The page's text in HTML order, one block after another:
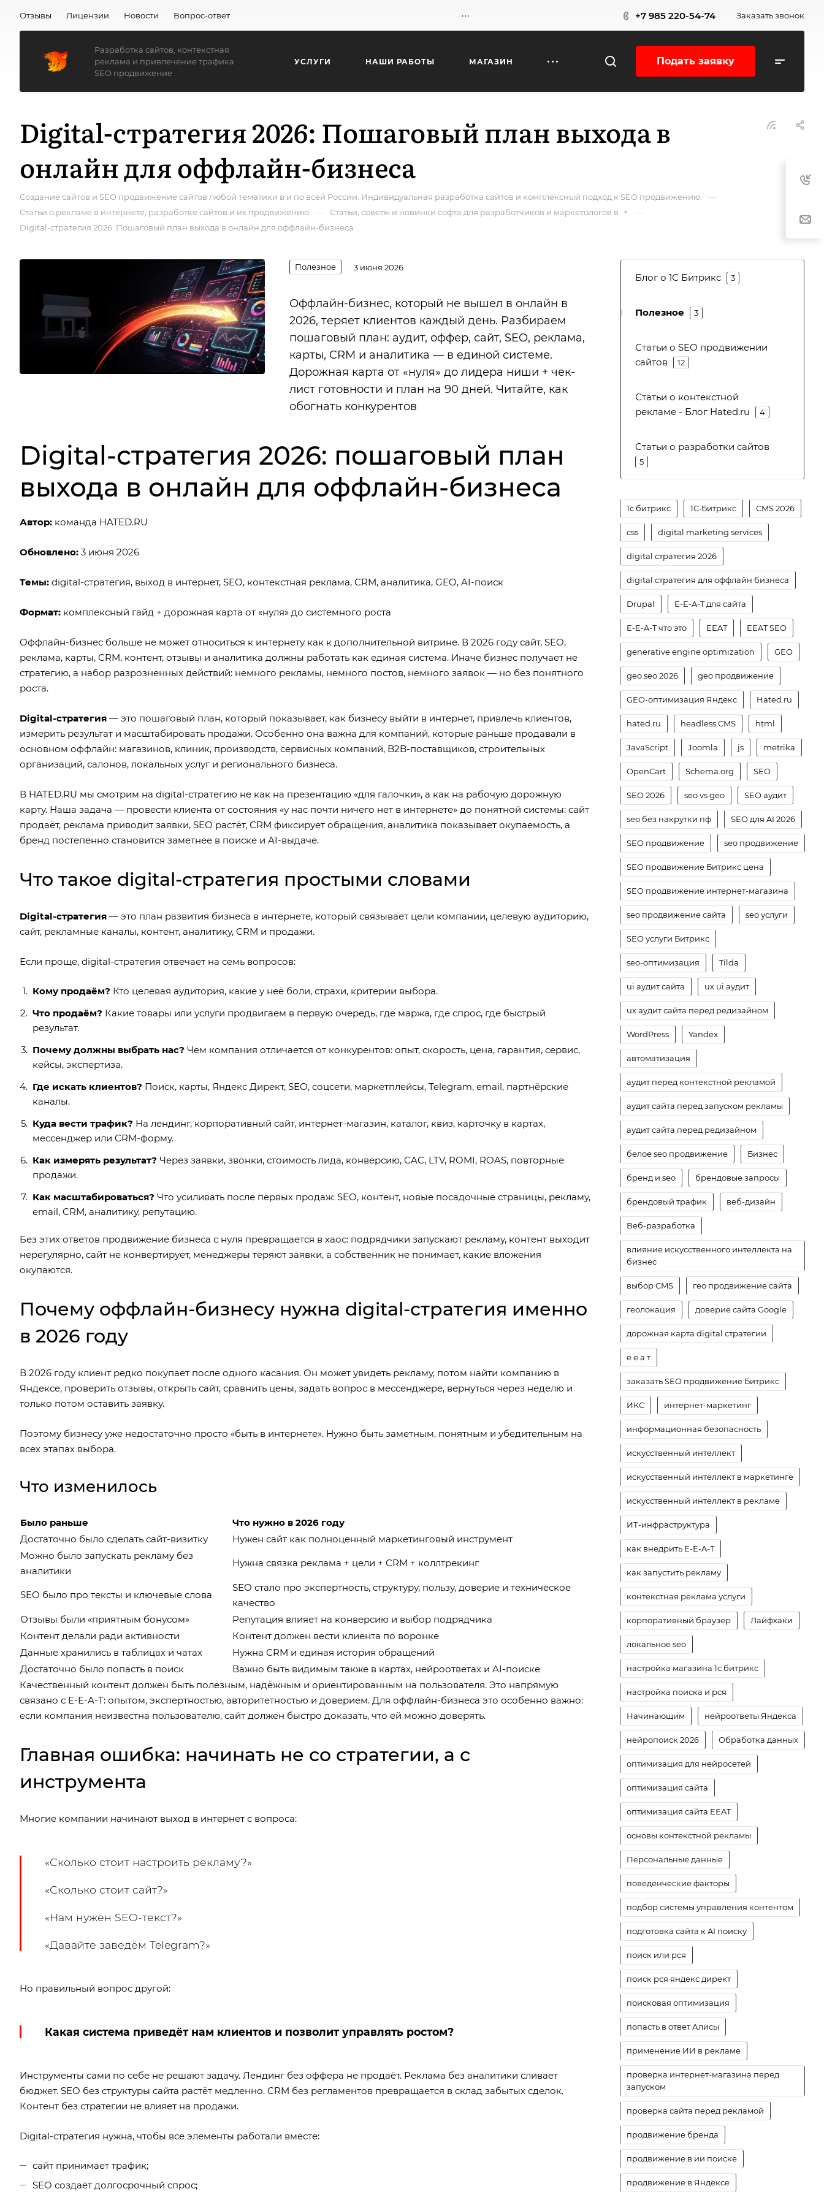
Отзывы Лицензии Новости Вопрос-ответ ... +7 985 220-54-74 Заказать звонок
Разработка сайтов, контекстная
реклама и привлечение трафика
SEO продвижение
УСЛУГИ НАШИ РАБОТЫ МАГАЗИН Подать заявку
Digital-стратегия 2026: Пошаговый план выхода в
онлайн для оффлайн-бизнеса
Создание сайтов и SEO продвижение сайтов любой тематики в и по всей России. Индивидуальная разработка сайтов и комплексный подход к SEO продвижению. —
Статьи о рекламе в интернете, разработке сайтов и их продвижению — Статьи, советы и новинки софта для разработчиков и маркетологов в —
Digital-стратегия 2026: Пошаговый план выхода в онлайн для оффлайн-бизнеса
Полезное 3 июня 2026
Оффлайн-бизнес, который не вышел в онлайн в
2026, теряет клиентов каждый день. Разбираем
пошаговый план: аудит, оффер, сайт, SEO, реклама,
карты, CRM и аналитика — в единой системе.
Дорожная карта от «нуля» до лидера ниши + чек-
лист готовности и план на 90 дней. Читайте, как
обогнать конкурентов
Digital-стратегия 2026: пошаговый план
выхода в онлайн для оффлайн-бизнеса
Автор: команда HATED.RU
Обновлено: 3 июня 2026
Темы: digital-стратегия, выход в интернет, SEO, контекстная реклама, CRM, аналитика, GEO, AI-поиск
Формат: комплексный гайд + дорожная карта от «нуля» до системного роста
Оффлайн-бизнес больше не может относиться к интернету как к дополнительной витрине. В 2026 году сайт, SEO,
реклама, карты, CRM, контент, отзывы и аналитика должны работать как единая система. Иначе бизнес получает не
стратегию, а набор разрозненных действий: немного рекламы, немного постов, немного заявок — но без понятного
роста.
Digital-стратегия — это пошаговый план, который показывает, как бизнесу выйти в интернет, привлечь клиентов,
измерить результат и масштабировать продажи. Особенно она важна для компаний, которые раньше продавали в
основном оффлайн: магазинов, клиник, производств, сервисных компаний, B2B-поставщиков, строительных
организаций, салонов, локальных услуг и регионального бизнеса.
В HATED.RU мы смотрим на digital-стратегию не как на презентацию «для галочки», а как на рабочую дорожную
карту. Наша задача — провести клиента от состояния «у нас почти ничего нет в интернете» до понятной системы: сайт
продаёт, реклама приводит заявки, SEO растёт, CRM фиксирует обращения, аналитика показывает окупаемость, а
бренд постепенно становится заметнее в поиске и AI-выдаче.
Что такое digital-стратегия простыми словами
Digital-стратегия — это план развития бизнеса в интернете, который связывает цели компании, целевую аудиторию,
сайт, рекламные каналы, контент, аналитику, CRM и продажи.
Если проще, digital-стратегия отвечает на семь вопросов:
Кому продаём? Кто целевая аудитория, какие у неё боли, страхи, критерии выбора.
Что продаём? Какие товары или услуги продвигаем в первую очередь, где маржа, где спрос, где быстрый
результат.
Почему должны выбрать нас? Чем компания отличается от конкурентов: опыт, скорость, цена, гарантия, сервис,
кейсы, экспертиза.
Где искать клиентов? Поиск, карты, Яндекс Директ, SEO, соцсети, маркетплейсы, Telegram, email, партнёрские
каналы.
Куда вести трафик? На лендинг, корпоративный сайт, интернет-магазин, каталог, квиз, карточку в картах,
мессенджер или CRM-форму.
Как измерять результат? Через заявки, звонки, стоимость лида, конверсию, CAC, LTV, ROMI, ROAS, повторные
продажи.
Как масштабироваться? Что усиливать после первых продаж: SEO, контент, новые посадочные страницы, рекламу,
email, CRM, аналитику, репутацию.
Без этих ответов продвижение бизнеса с нуля превращается в хаос: подрядчики запускают рекламу, контент выходит
нерегулярно, сайт не конвертирует, менеджеры теряют заявки, а собственник не понимает, какие вложения
окупаются.
Почему оффлайн-бизнесу нужна digital-стратегия именно
в 2026 году
В 2026 году клиент редко покупает после одного касания. Он может увидеть рекламу, потом найти компанию в
Яндексе, проверить отзывы, открыть сайт, сравнить цены, задать вопрос в мессенджере, вернуться через неделю и
только потом оставить заявку.
Поэтому бизнесу уже недостаточно просто «быть в интернете». Нужно быть заметным, понятным и убедительным на
всех этапах выбора.
Что изменилось
Было раньше
Что нужно в 2026 году
Достаточно было сделать сайт-визитку
Нужен сайт как полноценный маркетинговый инструмент
Можно было запускать рекламу без
аналитики
Нужна связка реклама + цели + CRM + коллтрекинг
SEO было про тексты и ключевые слова
SEO стало про экспертность, структуру, пользу, доверие и техническое
качество
Отзывы были «приятным бонусом»
Репутация влияет на конверсию и выбор подрядчика
Контент делали ради активности
Контент должен вести клиента по воронке
Данные хранились в таблицах и чатах
Нужна CRM и единая история обращений
Достаточно было попасть в поиск
Важно быть видимым также в картах, нейроответах и AI-поиске
Качественный контент должен быть полезным, надёжным и ориентированным на пользователя. Это напрямую
связано с E-E-A-T: опытом, экспертностью, авторитетностью и доверием. Для оффлайн-бизнеса это особенно важно:
если компания неизвестна пользователю, сайт должен быстро доказать, что ей можно доверять.
Главная ошибка: начинать не со стратегии, а с
инструмента
Многие компании начинают выход в интернет с вопроса:
«Сколько стоит настроить рекламу?»
«Сколько стоит сайт?»
«Нам нужен SEO-текст?»
«Давайте заведём Telegram?»
Но правильный вопрос другой:
Какая система приведёт нам клиентов и позволит управлять ростом?
Инструменты сами по себе не решают задачу. Лендинг без оффера не продаёт. Реклама без аналитики сливает
бюджет. SEO без структуры сайта растёт медленно. CRM без регламентов превращается в склад забытых сделок.
Контент без стратегии не влияет на продажи.
Digital-стратегия нужна, чтобы все элементы работали вместе:
сайт принимает трафик;
SEO создаёт долгосрочный спрос;
Блог о 1С Битрикс 3
Полезное 3
Статьи о SEO продвижении
сайтов
12
Статьи о контекстной
рекламе - Блог Hated.ru
4
Статьи о разработки сайтов
5
1с битрикс 1С‑Битрикс CMS 2026
css digital marketing services
digital стратегия 2026
digital стратегия для оффлайн бизнеса
Drupal E-E-A-T для сайта
E-E-A-T что это EEAT EEAT SEO
generative engine optimization GEO
geo seo 2026 geo продвижение
GEO-оптимизация Яндекс Hated.ru
hated.ru headless CMS html
JavaScript Joomla js metrika
OpenCart Schema.org SEO
SEO 2026 seo vs geo SEO аудит
seo без накрутки пф SEO для AI 2026
SEO продвижение seo продвижение
SEO продвижение Битрикс цена
SEO продвижение интернет-магазина
seo продвижение сайта seo услуги
SEO услуги Битрикс
seo-оптимизация Tilda
ui аудит сайта ux ui аудит
ux аудит сайта перед редизайном
WordPress Yandex
автоматизация
аудит перед контекстной рекламой
аудит сайта перед запуском рекламы
аудит сайта перед редизайном
белое seo продвижение Бизнес
бренд и seo брендовые запросы
брендовый трафик веб-дизайн
Веб-разработка
влияние искусственного интеллекта на
бизнес
выбор CMS гео продвижение сайта
геолокация доверие сайта Google
дорожная карта digital стратегии
е е а т
заказать SEO продвижение Битрикс
ИКС интернет-маркетинг
информационная безопасность
искусственный интеллект
искусственный интеллект в маркетинге
искусственный интеллект в рекламе
ИТ-инфраструктура
как внедрить E-E-A-T
как запустить рекламу
контекстная реклама услуги
корпоративный браузер Лайфхаки
локальное seo
настройка магазина 1с битрикс
настройка поиска и рся
Начинающим нейроответы Яндекса
нейропоиск 2026 Обработка данных
оптимизация для нейросетей
оптимизация сайта
оптимизация сайта EEAT
основы контекстной рекламы
Персональные данные
поведенческие факторы
подбор системы управления контентом
подготовка сайта к AI поиску
поиск или рся
поиск рся яндекс директ
поисковая оптимизация
попасть в ответ Алисы
применение ИИ в рекламе
проверка интернет-магазина перед
запуском
проверка сайта перед рекламой
продвижение бренда
продвижение в ии поиске
продвижение в Яндексе